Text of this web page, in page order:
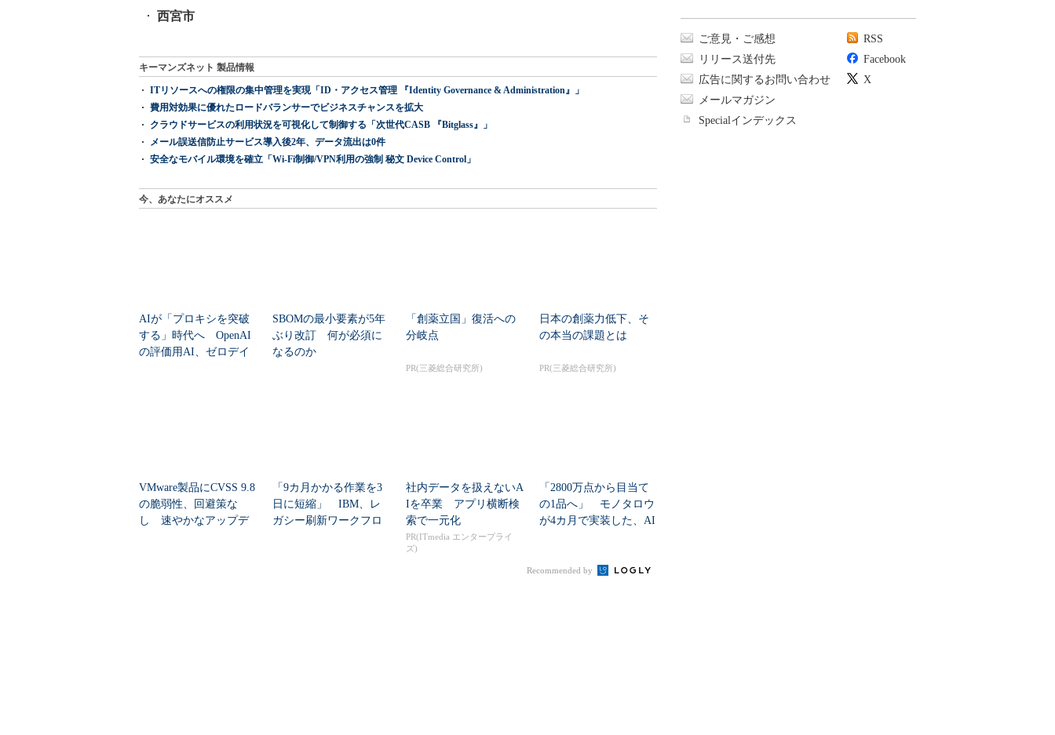
西宮市
キーマンズネット 製品情報
ITリソースへの権限の集中管理を実現「ID・アクセス管理 『Identity Governance & Administration』」
費用対効果に優れたロードバランサーでビジネスチャンスを拡大
クラウドサービスの利用状況を可視化して制御する「次世代CASB 『Bitglass』」
メール誤送信防止サービス導入後2年、データ流出は0件
安全なモバイル環境を確立「Wi-Fi制御/VPN利用の強制 秘文 Device Control」
今、あなたにオススメ
AIが「プロキシを突破
する」時代へ OpenAI
の評価用AI、ゼロデイ
SBOMの最小要素が5年
ぶり改訂 何が必須に
なるのか
「創薬立国」復活への
分岐点
PR(三菱総合研究所)
日本の創薬力低下、そ
の本当の課題とは
PR(三菱総合研究所)
VMware製品にCVSS 9.8
の脆弱性、回避策な
し 速やかなアップデ
「9カ月かかる作業を3
日に短縮」 IBM、レ
ガシー刷新ワークフロ
社内データを扱えないA
Iを卒業 アプリ横断検
索で一元化
PR(ITmedia エンタープライ
ズ)
「2800万点から目当て
の1品へ」 モノタロウ
が4カ月で実装した、AI
Recommended by
ご意見・ご感想
リリース送付先
広告に関するお問い合わせ
メールマガジン
Specialインデックス
RSS
Facebook
X